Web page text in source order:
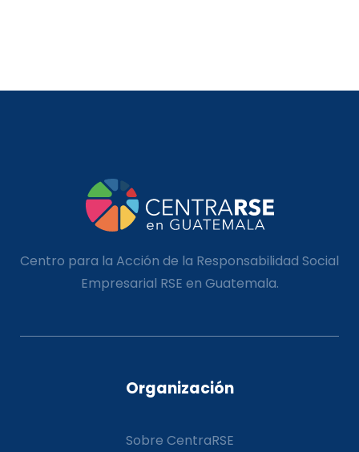
Centro para la Acción de la Responsabilidad Social
Empresarial RSE en Guatemala.
Organización
Sobre CentraRSE